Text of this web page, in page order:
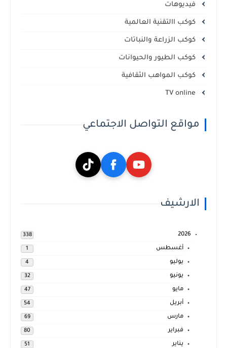
فيديوهات
كوكب االتقنية العالمية
كوكب الزراعة والنباتات
كوكب الطيور والحيوانات
كوكب المواهب الثقافية
مواقع التواصل الاجتماعي
الارشيف
2026
338
أغسطس 1
يوليو 4
يونيو 32
مايو 47
أبريل 54
مارس 69
فبراير 80
يناير 51